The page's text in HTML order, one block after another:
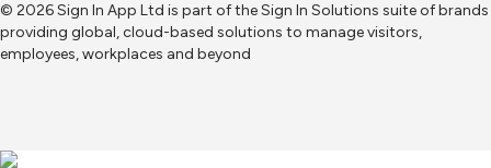
© 2026 Sign In App Ltd is part of theSign In Solutions suite of brands
providing global, cloud-based solutions to manage visitors,
employees, workplaces and beyond